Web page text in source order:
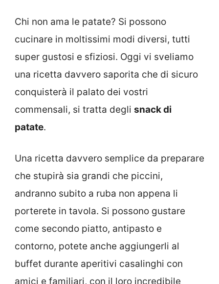
Chi non ama le patate? Si possono
cucinare in moltissimi modi diversi, tutti
super gustosi e sfiziosi. Oggi vi sveliamo
una ricetta davvero saporita che di sicuro
conquisterà il palato dei vostri
commensali, si tratta degli snack di
patate.
Una ricetta davvero semplice da preparare
che stupirà sia grandi che piccini,
andranno subito a ruba non appena li
porterete in tavola. Si possono gustare
come secondo piatto, antipasto e
contorno, potete anche aggiungerli al
buffet durante aperitivi casalinghi con
amici e familiari, con il loro incredibile